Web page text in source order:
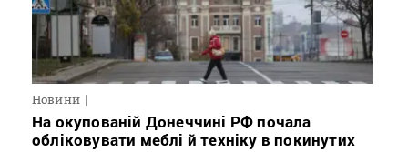
Новини
На окупованій Донеччині РФ почала
обліковувати меблі й техніку в покинутих